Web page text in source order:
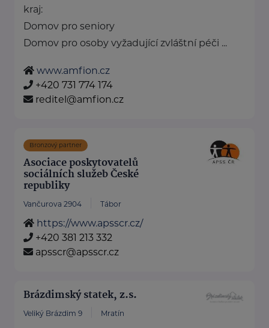
kraj:
Domov pro seniory
Domov pro osoby vyžadující zvláštní péči ...
www.amfion.cz
+420 731 774 174
reditel@amfion.cz
Bronzový partner
Asociace poskytovatelů
sociálních služeb České
republiky
Vančurova 2904 Tábor
https://www.apsscr.cz/
+420 381 213 332
apsscr@apsscr.cz
Brázdimský statek, z.s.
Veliký Brázdim 9 Mratín